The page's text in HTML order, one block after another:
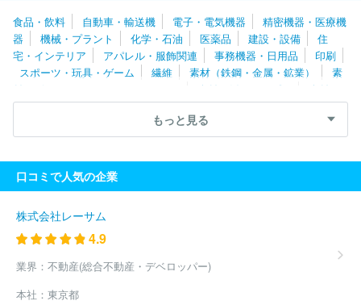
ジトーイ
株式会社エンスカイ
株式会社グラファイトデザイン
株式会社三英
株式会社シバ 株式会社リーメント
株式会社ム
ラカミ
エバーグリーン株式会社
株式会社ナカジマコーポレーシ
ョン
株式会社東京マルイ
イグニッション・エンターテインメン
株式会社メディコム・トイ
ー・インタラクティブエンタテインメント
株式会社ホリ
株式会
社ＡＳＧ
株式会社アトリエパレット
会社コルグ
株式会社遠藤製作所 株式会社ブロッコリー
株式会
社ササキスポーツ
間ゴルフ
株式会社エアロテック
ポーツ株式会社
コンビ株式会社 株式会社タカラトミー
グロー
イデス株式会社
食品・飲料 自動車・輸送機 電子・電気機器
精密機器・医療機
器
機械・プラント 化学・石油 医薬品 建設・設備
住
宅・インテリア
アパレル・服飾関連 事務機器・日用品
印刷
スポーツ・玩具・ゲーム
繊維 素材（鉄鋼・金属・鉱業）
素
材（ゴム・ガラス・セラミックス）
素材（紙・パルプ）
素材
（その他）
農林・水産 たばこ・飼料 その他
もっと見る
口コミで人気の企業
株式会社レーサム
4.9
業界： 不動産(総合不動産・デベロッパー)
本社： 東京都